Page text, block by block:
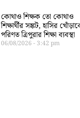
কোথাও শিক্ষক তো কোথাও
শিক্ষার্থীর সঙ্কট, হাসির
পরিণত ত্রিপুরার শিক্ষা ব্যবস্থা
06/08/2026 3:42 pm